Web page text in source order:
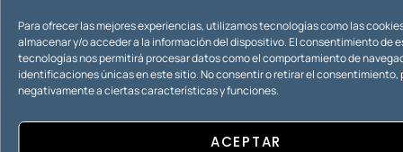
Para ofrecer las mejores experiencias, utilizamos tecnologías como las
almacenar y/o acceder a la información del dispositivo. El consentimiento de
tecnologías nos permitirá procesar datos como el comportamiento de
identificaciones únicas en este sitio. No consentir o retirar el consentimiento,
negativamente a ciertas características y funciones.
ACEPTAR